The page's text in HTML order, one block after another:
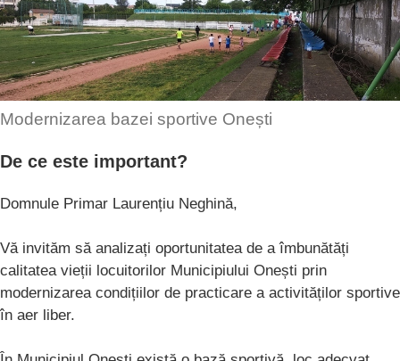
Modernizarea bazei sportive Onești
De ce este important?
Domnule Primar Laurențiu Neghină,
Vă invităm să analizați oportunitatea de a îmbunătăți
calitatea vieții locuitorilor Municipiului Onești prin
modernizarea condițiilor de practicare a activităților sportive
în aer liber.